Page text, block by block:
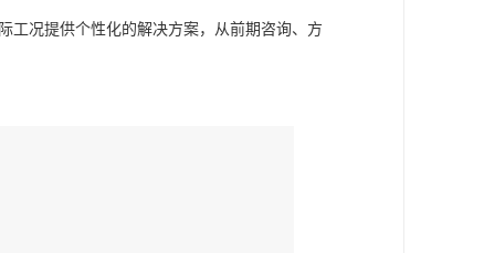
工况提供个性化的解决方案，从前期咨询、方